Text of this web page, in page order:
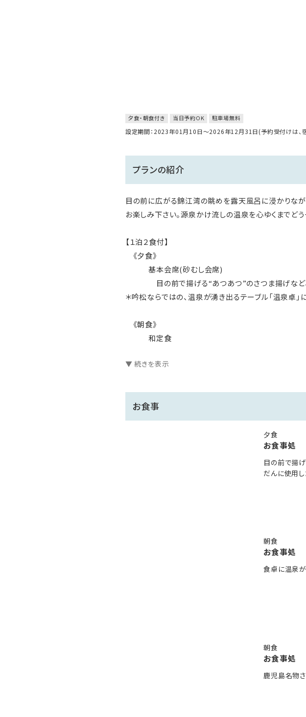
夕食・朝食付き 当日予約OK 駐車場無料
設定期間：2023年01月10日～2026年12月31日(予約受付けは、
プランの紹介
目の前に広がる錦江湾の眺めを露天風呂に浸かりなが
お楽しみ下さい。源泉かけ流しの温泉を心ゆくまでどう
【１泊２食付】
《夕食》
基本会席(砂むし会席)
目の前で揚げる“あつあつ”のさつま揚げなど、
＊吟松ならではの、温泉が湧き出るテーブル「温泉卓」
《朝食》
和定食
※2022年6月11日(土曜日)以降にご予約されるお客様
かねます。
アレルギーをお持ちのお客様についてはご宿泊の3日前
また、当日では対応できかねますこと、ご了承下さいま
まるで海と一体になっている様な錯覚を覚えてし
ＪＲ鹿児島中央駅より指宿枕崎線（快速）60分
▼ 続きを表示
お食事
夕食
お食事処
目の前で揚
だんに使用し
朝食
お食事処
食卓に温泉
朝食
お食事処
鹿児島名物